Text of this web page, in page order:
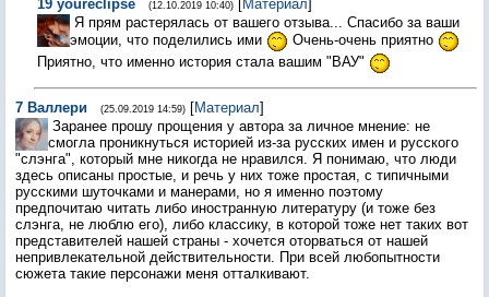
19 youreclipse (12.10.2019 10:40) [Материал]
Я прям растерялась от вашего отзыва... Спасибо за ваши
эмоции, что поделились ими
Очень-очень приятно
Приятно, что именно история стала вашим "ВАУ"
7 Валлери (25.09.2019 14:59) [Материал]
Заранее прошу прощения у автора за личное мнение: не
смогла проникнуться историей из-за русских имен и русского
"слэнга", который мне никогда не нравился. Я понимаю, что люди
здесь описаны простые, и речь у них тоже простая, с типичными
русскими шуточками и манерами, но я именно поэтому
предпочитаю читать либо иностранную литературу (и тоже без
слэнга, не люблю его), либо классику, в которой тоже нет таких вот
представителей нашей страны - хочется оторваться от нашей
непривлекательной действительности. При всей любопытности
сюжета такие персонажи меня отталкивают.